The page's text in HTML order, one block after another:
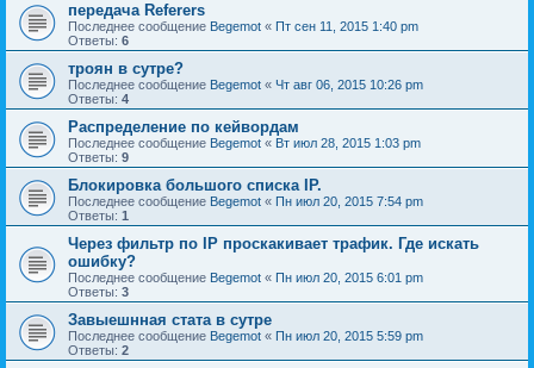
передача Referers
Последнее сообщение Begemot « Пт сен 11, 2015 1:40 pm
Ответы: 6
троян в сутре?
Последнее сообщение Begemot « Чт авг 06, 2015 10:26 pm
Ответы: 4
Распределение по кейвордам
Последнее сообщение Begemot « Вт июл 28, 2015 1:03 pm
Ответы: 9
Блокировка большого списка IP.
Последнее сообщение Begemot « Пн июл 20, 2015 7:54 pm
Ответы: 1
Через фильтр по IP проскакивает трафик. Где искать
ошибку?
Последнее сообщение Begemot « Пн июл 20, 2015 6:01 pm
Ответы: 3
Завыешнная стата в сутре
Последнее сообщение Begemot « Пн июл 20, 2015 5:59 pm
Ответы: 2